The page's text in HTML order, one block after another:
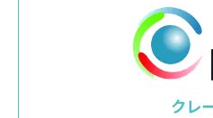
クレ